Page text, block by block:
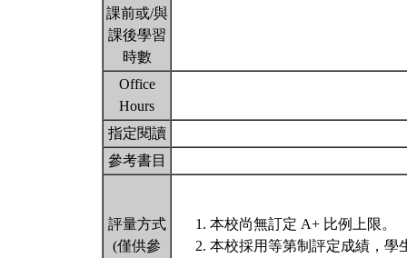
課前或/與
課後學習
時數
Office
Hours
指定閱讀
參考書目
評量方式
(僅供參
本校尚無訂定 A+ 比例上限。
本校採用等第制評定成績，學